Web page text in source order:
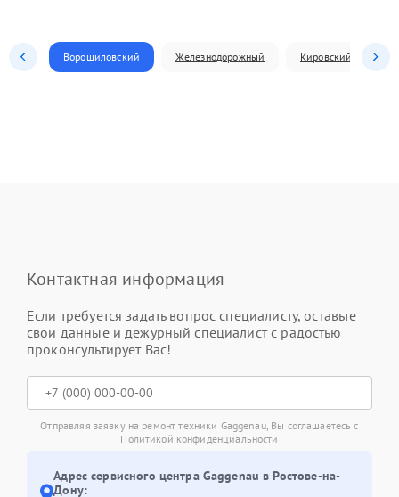
Ворошиловский Железнодорожный Кировский
Контактная информация
Если требуется задать вопрос специалисту, оставьте
свои данные и дежурный специалист с радостью
проконсультирует Вас!
Отправляя заявку на ремонт техники Gaggenau, Вы соглашаетесь с
Политикой конфиденциальности
Адрес сервисного центра Gaggenau в Ростове-на-
Дону: